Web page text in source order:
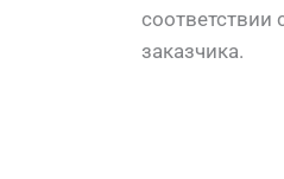
соответствии
заказчика.